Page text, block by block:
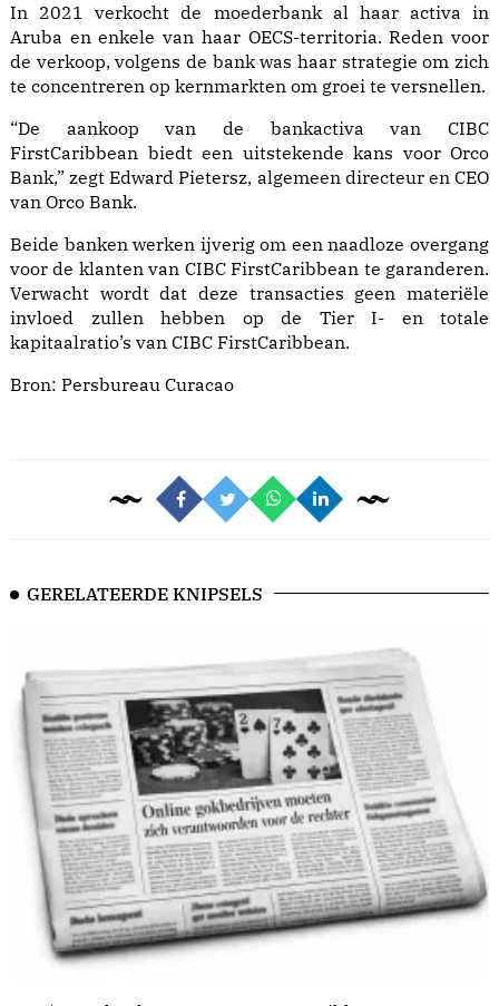
In 2021 verkocht de moederbank al haar activa in
Aruba en enkele van haar OECS-territoria. Reden voor
de verkoop, volgens de bank was haar strategie om zich
te concentreren op kernmarkten om groei te versnellen.
“De aankoop van de bankactiva van CIBC
FirstCaribbean biedt een uitstekende kans voor Orco
Bank,” zegt Edward Pietersz, algemeen directeur en CEO
van Orco Bank.
Beide banken werken ijverig om een naadloze overgang
voor de klanten van CIBC FirstCaribbean te garanderen.
Verwacht wordt dat deze transacties geen materiële
invloed zullen hebben op de Tier I- en totale
kapitaalratio’s van CIBC FirstCaribbean.
Bron: Persbureau Curacao
GERELATEERDE KNIPSELS